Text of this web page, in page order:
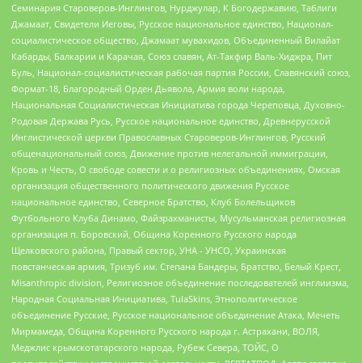
Семинария Староверов-Инглингов, Нурджулар, К Богодержавию, Таблиги
Джамаат, Свидетели Иеговы, Русское национальное единство, Национал-
социалистическое общество, Джамаат мувахидов, Объединенный Вилайат
Кабарды, Балкарии и Карачая, Союз славян, Ат-Такфир Валь-Хиджра, Пит
Буль, Национал-социалистическая рабочая партия России, Славянский союз,
Формат-18, Благородный Орден Дьявола, Армия воли народа,
Национальная Социалистическая Инициатива города Череповца, Духовно-
Родовая Держава Русь, Русское национальное единство, Древнерусской
Инглистической церкви Православных Староверов-Инглингов, Русский
общенациональный союз, Движение против нелегальной иммиграции,
Кровь и Честь, О свободе совести и о религиозных объединениях, Омская
организация общественного политического движения Русское
национальное единство, Северное Братство, Клуб Болельщиков
Футбольного Клуба Динамо, Файзрахманисты, Мусульманская религиозная
организация п. Боровский, Община Коренного Русского народа
Щелковского района, Правый сектор, УНА - УНСО, Украинская
повстанческая армия, Тризуб им. Степана Бандеры, Братство, Белый Крест,
Misanthropic division, Религиозное объединение последователей инглиизма,
Народная Социальная Инициатива, TulaSkins, Этнополитическое
объединение Русские, Русское национальное объединение Атака, Мечеть
Мирмамеда, Община Коренного Русского народа г. Астрахани, ВОЛЯ,
Меджлис крымскотатарского народа, Рубеж Севера, ТОЙС, О